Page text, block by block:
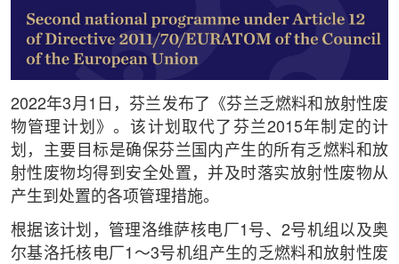
2022年3月1日，芬兰发布了《芬兰乏燃料和放射性废
物管理计划》。该计划取代了芬兰2015年制定的计
划，主要目标是确保芬兰国内产生的所有乏燃料和放
射性废物均得到安全处置，并及时落实放射性废物从
产生到处置的各项管理措施。
根据该计划，管理洛维萨核电厂1号、2号机组以及奥
尔基洛托核电厂1～3号机组产生的乏燃料和放射性废